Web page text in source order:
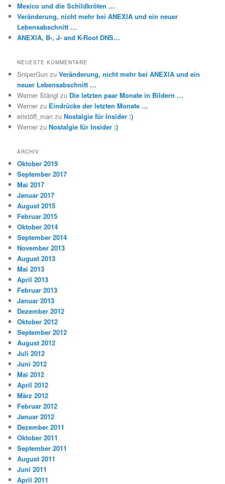
Mexico und die Schildkröten …
Veränderung, nicht mehr bei ANEXIA und ein neuer
Lebensabschnitt …
ANEXIA, B-, J- and K-Root DNS…
NEUESTE KOMMENTARE
SniperGun zuVeränderung, nicht mehr bei ANEXIA und ein
neuer Lebensabschnitt …
Werner Stängl zu Die letzten paar Monate in Bildern …
Werner zu Eindrücke der letzten Monate …
eristöff_man zuNostalgie für Insider :)
Werner zuNostalgie für Insider :)
ARCHIV
Oktober 2019
September 2017
Mai 2017
Januar 2017
August 2015
Februar 2015
Oktober 2014
September 2014
November 2013
August 2013
Mai 2013
April 2013
Februar 2013
Januar 2013
Dezember 2012
Oktober 2012
September 2012
August 2012
Juli 2012
Juni 2012
Mai 2012
April 2012
März 2012
Februar 2012
Januar 2012
Dezember 2011
Oktober 2011
September 2011
August 2011
Juni 2011
April 2011